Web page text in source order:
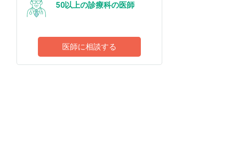
50以上の診療科の医師
医師に相談する